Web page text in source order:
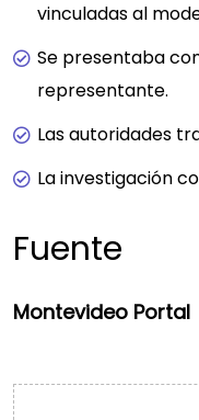
vinculadas al
Se presentaba
representante.
Las autoridades
La investigación
Fuente
Montevideo Portal